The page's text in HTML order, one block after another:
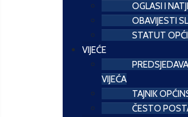
OGLASI I
OBAVIJESTI
STATUT
VIJEĆE
VIJEĆA
TAJNIK
ČESTO